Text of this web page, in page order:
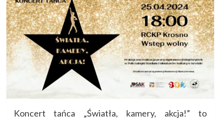
Koncert tańca „Światła, kamery, akcja!” to